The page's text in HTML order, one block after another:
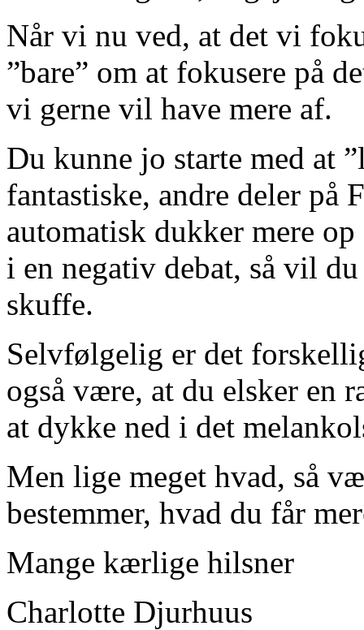
Når vi nu ved, at det vi
”bare” om at fokusere på
vi gerne vil have mere af.
Du kunne jo starte med at
fantastiske, andre deler på
automatisk dukker mere
i en negativ debat, så vil
skuffe.
Selvfølgelig er det
også være, at du elsker en
at dykke ned i det
Men lige meget hvad, så
bestemmer, hvad du får
Mange kærlige hilsner
Charlotte Djurhuus